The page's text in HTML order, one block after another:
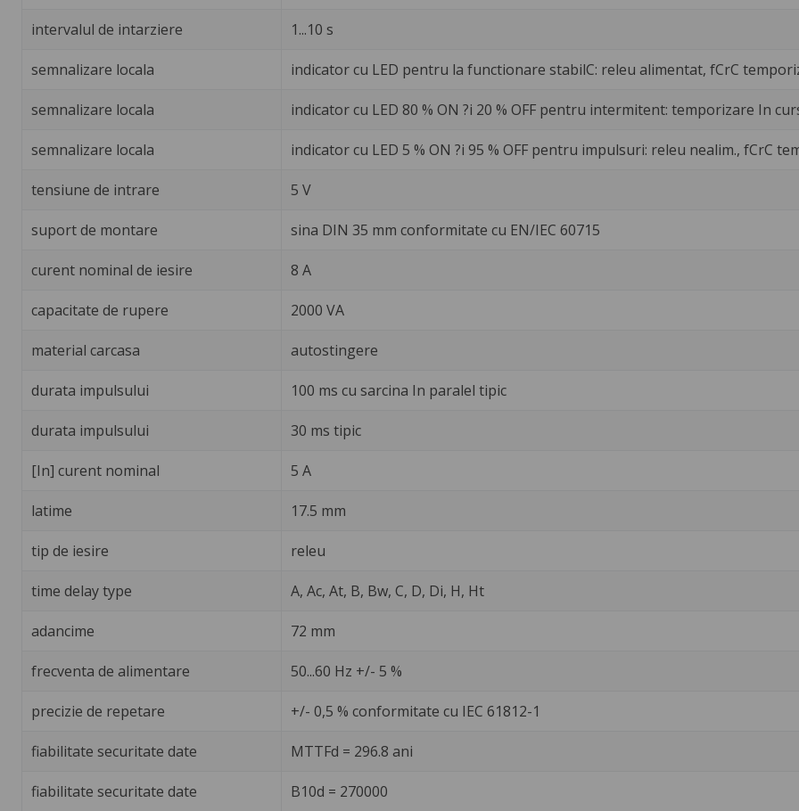
intervalul de intarziere 1...10 s
semnalizare locala indicator cu LED pentru la functionare stabilC: releu alimentat, fCrC
semnalizare locala indicator cu LED 80 % ON ?i 20 % OFF pentru intermitent: temporizare In
semnalizare locala indicator cu LED 5 % ON ?i 95 % OFF pentru impulsuri: releu nealim., fCrC
tensiune de intrare 5 V
suport de montare sina DIN 35 mm conformitate cu EN/IEC 60715
curent nominal de iesire 8 A
capacitate de rupere 2000 VA
material carcasa autostingere
durata impulsului 100 ms cu sarcina In paralel tipic
durata impulsului 30 ms tipic
[In] curent nominal 5 A
latime 17.5 mm
tip de iesire releu
time delay type A, Ac, At, B, Bw, C, D, Di, H, Ht
adancime 72 mm
frecventa de alimentare 50...60 Hz +/- 5 %
precizie de repetare +/- 0,5 % conformitate cu IEC 61812-1
fiabilitate securitate date MTTFd = 296.8 ani
fiabilitate securitate date B10d = 270000